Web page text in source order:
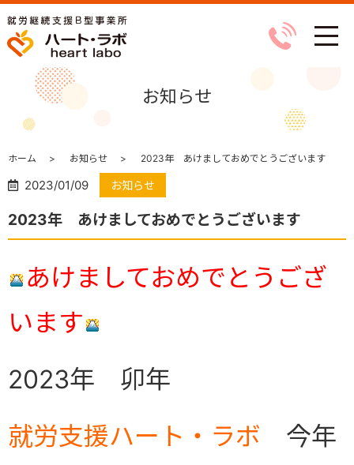
お知らせ
ホーム お知らせ 2023年 あけましておめでとうございます
2023/01/09 お知らせ
2023年 あけましておめでとうございます
あけましておめでとうござ
います
2023年 卯年
就労支援ハート・ラボ 今年